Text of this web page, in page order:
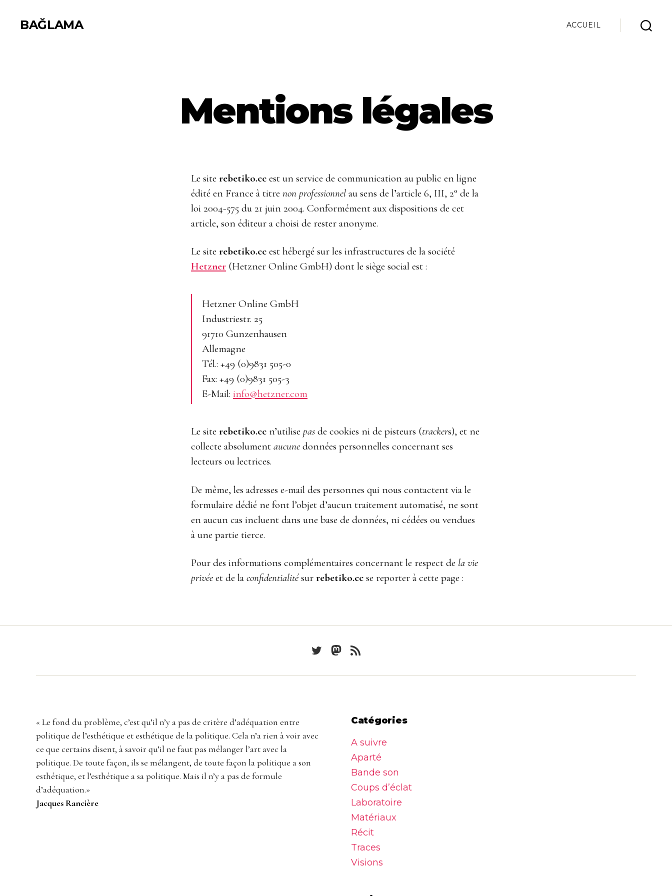
BAĞLAMA ACCUEIL
Mentions légales
Le site rebetiko.cc est un service de communication au public en ligne
édité en France à titre non professionnel au sens de l’article 6, III, 2° de la
loi 2004-575 du 21 juin 2004. Conformément aux dispositions de cet
article, son éditeur a choisi de rester anonyme.
Le site rebetiko.cc est hébergé sur les infrastructures de la société
Hetzner (Hetzner Online GmbH) dont le siège social est :
Hetzner Online GmbH
Industriestr. 25
91710 Gunzenhausen
Allemagne
Tél.: +49 (0)9831 505-0
Fax: +49 (0)9831 505-3
E-Mail: info@hetzner.com
Le site rebetiko.cc n’utilise pas de cookies ni de pisteurs (trackers), et ne
collecte absolument aucune données personnelles concernant ses
lecteurs ou lectrices.
De même, les adresses e-mail des personnes qui nous contactent via le
formulaire dédié ne font l’objet d’aucun traitement automatisé, ne sont
en aucun cas incluent dans une base de données, ni cédées ou vendues
à une partie tierce.
Pour des informations complémentaires concernant le respect de la vie
privée et de la confidentialitésur rebetiko.cc se reporter à cette page :
TwitterMastodon
Feed
« Le fond du problème, c’est qu’il n’y a pas de critère d’adéquation entre
politique de l’esthétique et esthétique de la politique. Cela n’a rien à voir avec
ce que certains disent, à savoir qu’il ne faut pas mélanger l’art avec la
politique. De toute façon, ils se mélangent, de toute façon la politique a son
esthétique, et l’esthétique a sa politique. Mais il n’y a pas de formule
d’adéquation.»
Jacques Rancière
Catégories
A suivre
Aparté
Bande son
Coups d’éclat
Laboratoire
Matériaux
Récit
Traces
Visions